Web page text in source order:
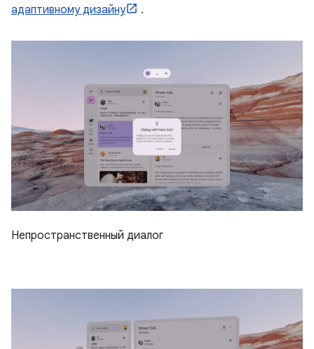
адаптивному дизайну
.
Непространственный диалог